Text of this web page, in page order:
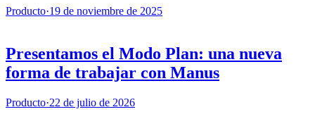
Producto·19 de noviembre de 2025
Presentamos el Modo Plan: una nueva
forma de trabajar con Manus
Producto·22 de julio de 2026